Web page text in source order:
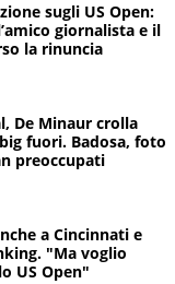
sugli US Open:
giornalista e il
la rinuncia
De Minaur crolla
fuori. Badosa, foto
preoccupati
a Cincinnati e
"Ma voglio
US Open"